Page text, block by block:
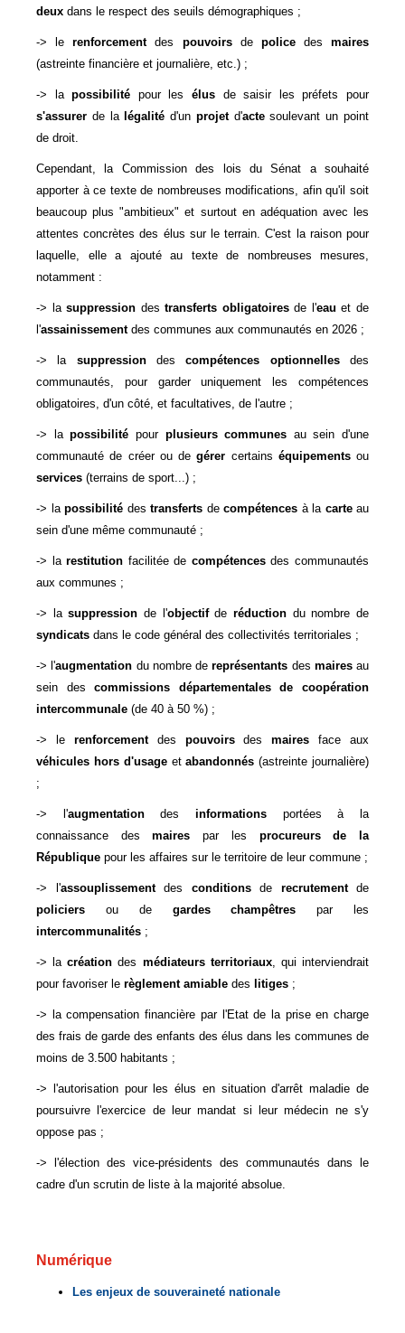
deux dans le respect des seuils démographiques ;
-> lerenforcementdes pouvoirsde policedes maires
(astreinte financière et journalière, etc.) ;
-> lapossibilité pour lesélus de saisir les préfets pour
s'assurer de la légalité d'un projetd'actesoulevant un point
de droit.
Cependant, la Commission des lois du Sénat a souhaité
apporter à ce texte de nombreuses modifications, afin qu'il soit
beaucoup plus "ambitieux" et surtout en adéquation avec les
attentes concrètes des élus sur le terrain. C'est la raison pour
laquelle, elle a ajouté au texte de nombreuses mesures,
notamment :
-> lasuppression destransferts obligatoiresde l'eau et de
l'assainissementdes communes aux communautés en 2026 ;
-> la suppressiondescompétences optionnellesdes
communautés, pour garder uniquement les compétences
obligatoires, d'un côté, et facultatives, de l'autre ;
-> lapossibilité pour plusieurs communes au sein d'une
communauté de créer ou degérer certains équipementsou
services (terrains de sport...) ;
-> la possibilité des transferts de compétences à la carteau
sein d'une même communauté ;
-> larestitution facilitée de compétencesdes communautés
aux communes ;
-> lasuppression de l'objectifderéduction du nombre de
syndicats dans le code général des collectivités territoriales ;
-> l'augmentation du nombre dereprésentants des mairesau
sein descommissions départementales de coopération
intercommunale (de 40 à 50 %) ;
-> le renforcementdes pouvoirsdesmaires face aux
véhicules hors d'usageetabandonnés (astreinte journalière)
;
-> l'augmentationdesinformations portées à la
connaissance desmaires par les procureurs de la
République pour les affaires sur le territoire de leur commune ;
-> l'assouplissementdes conditionsde recrutementde
policiers ou de gardes champêtres par les
intercommunalités ;
-> lacréation des médiateurs territoriaux, qui interviendrait
pour favoriser le règlement amiable des litiges ;
-> la compensation financière par l'Etat de la prise en charge
des frais de garde des enfants des élus dans les communes de
moins de 3.500 habitants ;
-> l'autorisation pour les élus en situation d'arrêt maladie de
poursuivre l'exercice de leur mandat si leur médecin ne s'y
oppose pas ;
-> l'élection des vice-présidents des communautés dans le
cadre d'un scrutin de liste à la majorité absolue.
Numérique
Les enjeux de souveraineté nationale